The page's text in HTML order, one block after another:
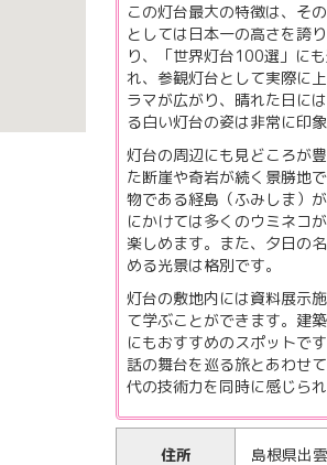
この灯台最大の特徴は、そ
としては日本一の高さを誇
り、「世界灯台100選」に
れ、参観灯台として実際に
ラマが広がり、晴れた日に
る白い灯台の姿は非常に印
灯台の周辺にも見どころが
た断崖や奇岩が続く景勝地
物である経島（ふみしま）
にかけては多くのウミネコ
楽しめます。また、夕日の
める光景は格別です。
灯台の敷地内には資料展示
て学ぶことができます。建
にもおすすめのスポットで
話の舞台を巡る旅とあわせ
代の技術力を同時に感じら
住所 島根県出